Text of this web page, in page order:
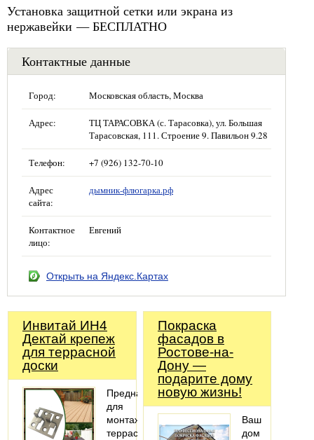
Установка защитной сетки или экрана из
нержавейки — БЕСПЛАТНО
Контактные данные
Город: Московская область, Москва
Адрес:
ТЦ ТАРАСОВКА (с. Тарасовка), ул. Большая
Тарасовская, 111. Строение 9. Павильон 9.28
Телефон: +7 (926) 132-70-10
Адрес
сайта:
дымник-флюгарка.рф
Контактное
лицо:
Евгений
Открыть на Яндекс.Картах
Инвитай ИН4
Дектай крепеж
для террасной
доски
Предназначен
для
монтажа
террасной
Покраска
фасадов в
Ростове-на-
Дону —
подарите дому
новую жизнь!
Ваш
дом